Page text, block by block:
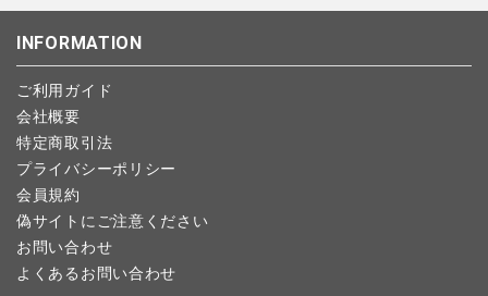
します。
予約商品など一部キャンセルが出来ない場合がございます。あら
かじめご了承ください。
こちら よりご依頼ください。
INFORMATION
ご利用ガイド
会社概要
特定商取引法
プライバシーポリシー
会員規約
偽サイトにご注意ください
お問い合わせ
よくあるお問い合わせ